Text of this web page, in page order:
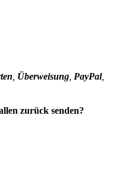
Überweisung PayPal,
zurück senden?